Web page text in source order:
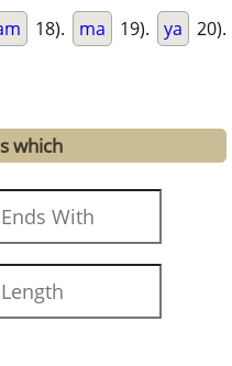
18). ma 19). ya 20).
which